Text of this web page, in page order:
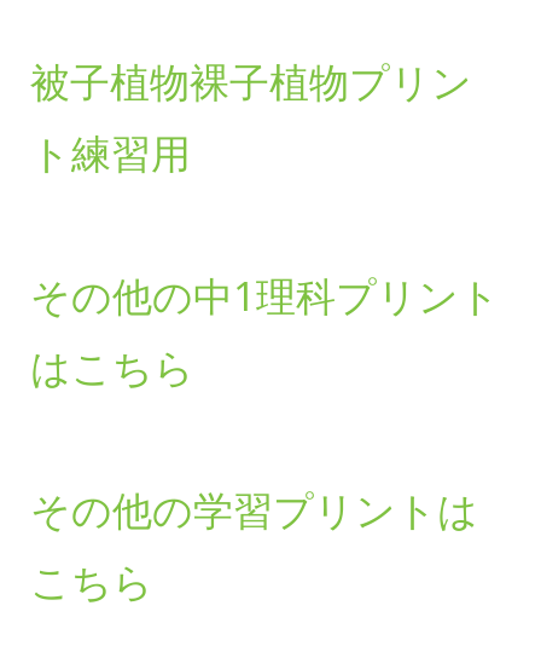
被子植物裸子植物プリン
ト練習用
その他の中1理科プリント
はこちら
その他の学習プリントは
こちら